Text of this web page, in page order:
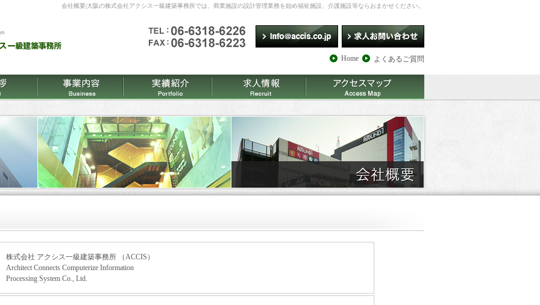
会社概要|大阪の株式会社アクシス一級建築事務所では、商業施設の設計管理業務を始め福祉施設、介護施設等ならおまかせください。
Home よくあるご質問
株式会社 アクシス一級建築事務所 （ACCIS）
Architect Connects Computerize Information
Processing System Co., Ltd.